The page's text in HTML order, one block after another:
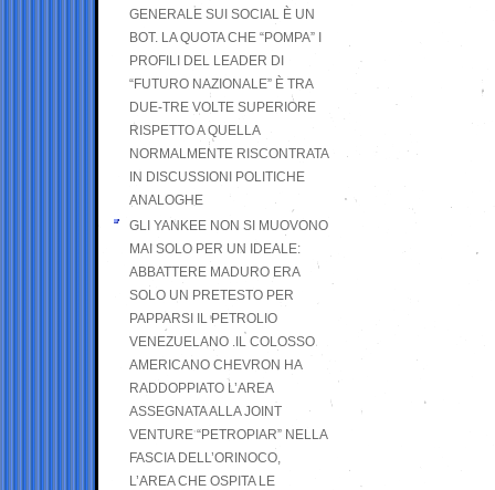
GENERALE SUI SOCIAL È UN
BOT. LA QUOTA CHE “POMPA” I
PROFILI DEL LEADER DI
“FUTURO NAZIONALE” È TRA
DUE-TRE VOLTE SUPERIORE
RISPETTO A QUELLA
NORMALMENTE RISCONTRATA
IN DISCUSSIONI POLITICHE
ANALOGHE
GLI YANKEE NON SI MUOVONO
MAI SOLO PER UN IDEALE:
ABBATTERE MADURO ERA
SOLO UN PRETESTO PER
PAPPARSI IL PETROLIO
VENEZUELANO .IL COLOSSO
AMERICANO CHEVRON HA
RADDOPPIATO L’AREA
ASSEGNATA ALLA JOINT
VENTURE “PETROPIAR” NELLA
FASCIA DELL’ORINOCO,
L’AREA CHE OSPITA LE